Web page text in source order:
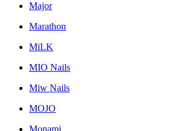
Major
Marathon
MiLK
MIO Nails
Miw Nails
MOJO
Monami